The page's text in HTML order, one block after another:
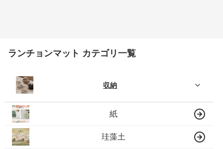
ランチョンマット カテゴリ一覧
収納
紙
珪藻土